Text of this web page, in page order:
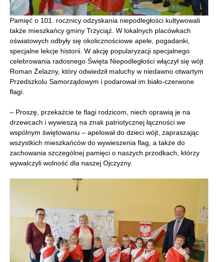
Pamięć o 101. rocznicy odzyskania niepodległości kultywowali
także mieszkańcy gminy Trzyciąż. W lokalnych placówkach
oświatowych odbyły się okolicznościowe apele, pogadanki,
specjalne lekcje historii. W akcję popularyzacji specjalnego
celebrowania radosnego Święta Niepodległości włączył się wójt
Roman Żelazny, który odwiedził maluchy w niedawno otwartym
Przedszkolu Samorządowym i podarował im biało-czerwone
flagi.
– Proszę, przekażcie te flagi rodzicom, niech oprawią je na
drzewcach i wywieszą na znak patriotycznej łączności we
wspólnym świętowaniu – apelował do dzieci wójt, zapraszając
wszystkich mieszkańców do wywieszenia flag, a także do
zachowania szczególnej pamięci o naszych przodkach, którzy
wywalczyli wolność dla naszej Ojczyzny.